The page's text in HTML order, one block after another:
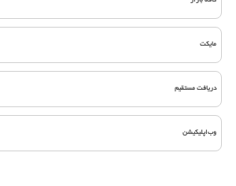
مایکت
دریافت مستقیم
وب‌اپلیکیشن